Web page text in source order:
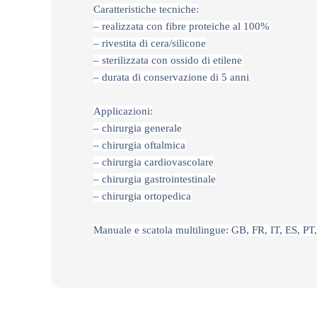
Caratteristiche tecniche:
– realizzata con fibre proteiche al 100%
– rivestita di cera/silicone
– sterilizzata con ossido di etilene
– durata di conservazione di 5 anni
Applicazioni:
– chirurgia generale
– chirurgia oftalmica
– chirurgia cardiovascolare
– chirurgia gastrointestinale
– chirurgia ortopedica
Manuale e scatola multilingue: GB, FR, IT, ES,